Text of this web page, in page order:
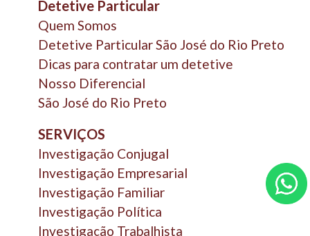
Detetive Particular
Quem Somos
Detetive Particular São José do Rio Preto
Dicas para contratar um detetive
Nosso Diferencial
São José do Rio Preto
SERVIÇOS
Investigação Conjugal
Investigação Empresarial
Investigação Familiar
Investigação Política
Investigação Trabalhista